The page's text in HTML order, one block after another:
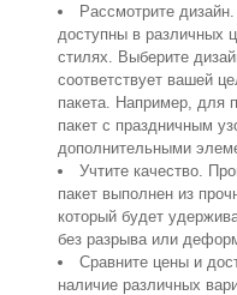
Рассмотрите
доступны в различных
стилях. Выберите
соответствует вашей
пакета. Например, для
пакет с праздничным
дополнительными
Учтите качество.
пакет выполнен из
который будет
без разрыва или
Сравните цены и
наличие различных